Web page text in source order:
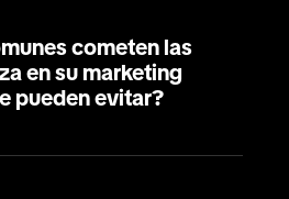
cometen las
en su marketing
pueden evitar?